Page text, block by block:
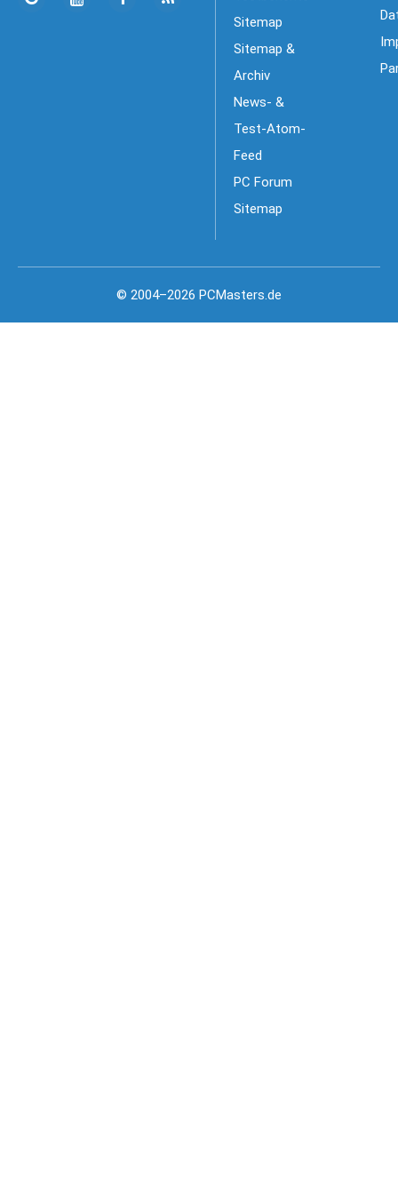
Sitemap
Sitemap &
Archiv
News- &
Test-Atom-
Feed
PC Forum
Sitemap
© 2004–2026 PCMasters.de